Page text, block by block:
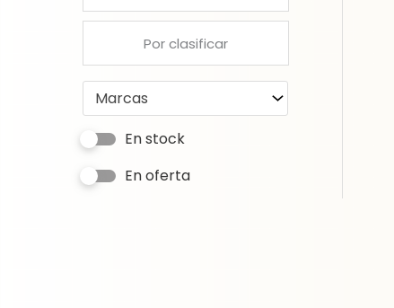
Por clasificar
Marcas
En stock
En oferta